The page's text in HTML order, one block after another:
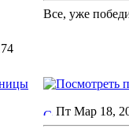
Все, уже
Пт Мар 18,